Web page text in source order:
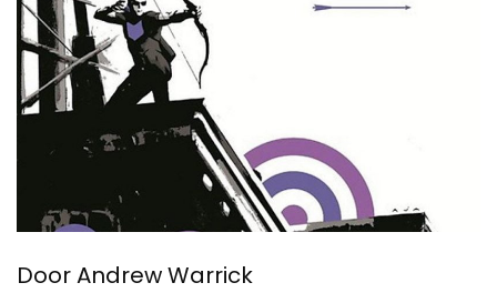
DoorAndrew Warrick